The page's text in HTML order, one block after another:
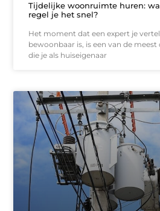
Tijdelijke woonruimte huren:
regel je het snel?
Het moment dat een expert je
bewoonbaar is, is een van de
die je als huiseigenaar